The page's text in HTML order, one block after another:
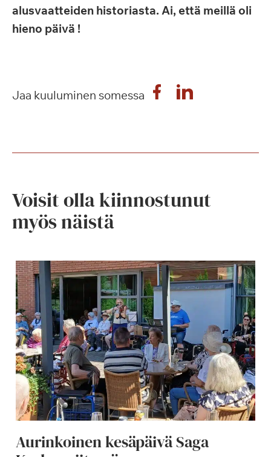
alusvaatteiden historiasta. Ai, että meillä oli
hieno päivä !
Jaa kuuluminen somessa
Voisit olla kiinnostunut
myös näistä
Aurinkoinen kesäpäivä Saga